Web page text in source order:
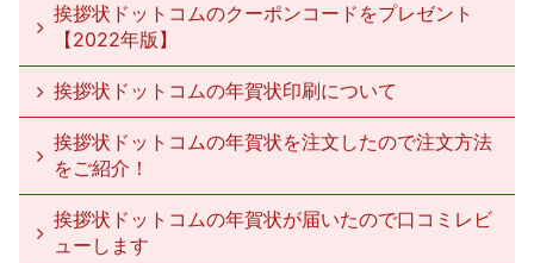
挨拶状ドットコムのクーポンコードをプレゼント
【2022年版】
挨拶状ドットコムの年賀状印刷について
挨拶状ドットコムの年賀状を注文したので注文方法
をご紹介！
挨拶状ドットコムの年賀状が届いたので口コミレビ
ューします